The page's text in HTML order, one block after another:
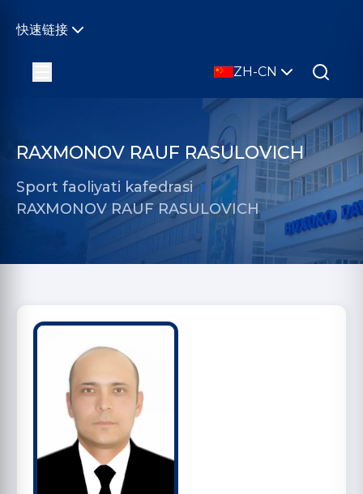
快速链接
ZH-CN
RAXMONOV RAUF RASULOVICH
Sport faoliyati kafedrasi
RAXMONOV RAUF RASULOVICH